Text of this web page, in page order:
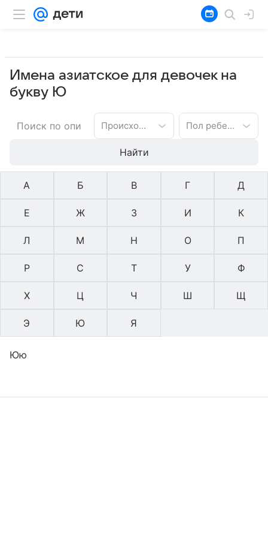
Имена азиатское для девочек на
букву Ю
Происхождение имени Пол ребенка
Найти
А Б В Г Д
Е Ж З И К
Л М Н О П
Р С Т У Ф
Х Ц Ч Ш Щ
Э Ю Я
Юю